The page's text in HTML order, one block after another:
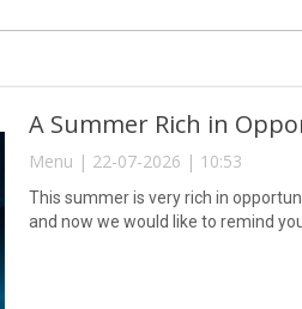
A Summer Rich in
Menu | 22-07-2026 | 10:53
This summer is very rich in
and now we would like to remind